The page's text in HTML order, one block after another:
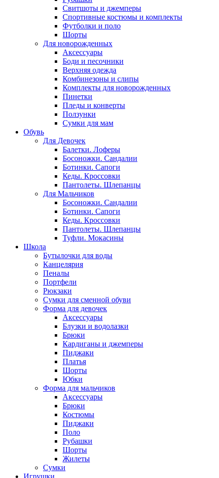
Свитшоты и джемперы
Спортивные костюмы и комплекты
Футболки и поло
Шорты
Для новорожденных
Аксессуары
Боди и песочники
Верхняя одежда
Комбинезоны и слипы
Комплекты для новорожденных
Пинетки
Пледы и конверты
Ползунки
Сумки для мам
Обувь
Для Девочек
Балетки. Лоферы
Босоножки. Сандалии
Ботинки. Сапоги
Кеды. Кроссовки
Пантолеты. Шлепанцы
Для Мальчиков
Босоножки. Сандалии
Ботинки. Сапоги
Кеды. Кроссовки
Пантолеты. Шлепанцы
Туфли. Мокасины
Школа
Бутылочки для воды
Канцелярия
Пеналы
Портфели
Рюкзаки
Сумки для сменной обуви
Форма для девочек
Аксессуары
Блузки и водолазки
Брюки
Кардиганы и джемперы
Пиджаки
Платья
Шорты
Юбки
Форма для мальчиков
Аксессуары
Брюки
Костюмы
Пиджаки
Поло
Рубашки
Шорты
Жилеты
Сумки
Игрушки